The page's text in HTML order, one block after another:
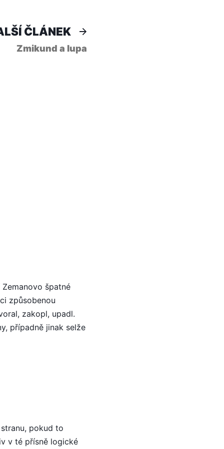
ČLÁNEK
Zmikund a lupa
špatné
způsobenou
zakopl, upadl.
případně jinak selže
pokud to
v té přísně logické